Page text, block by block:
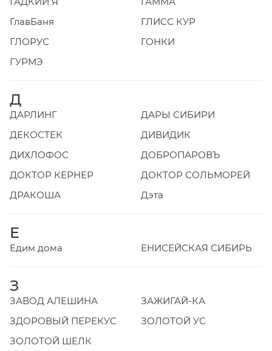
ГлавБаня
ГЛИСС КУР
ГЛОРУС
ГОНКИ
ГУРМЭ
Д
ДАРЛИНГ
ДАРЫ СИБИРИ
ДЕКОСТЕК
ДИВИДИК
ДИХЛОФОС
ДОБРОПАРОВЪ
ДОКТОР КЕРНЕР
ДОКТОР СОЛЬМОРЕЙ
ДРАКОША
Дэта
Е
Едим дома ЕНИСЕЙСКАЯ СИБИРЬ
З
ЗАВОД АЛЕШИНА
ЗАЖИГАЙ-КА
ЗДОРОВЫЙ ПЕРЕКУС
ЗОЛОТОЙ УС
ЗОЛОТОЙ ШЕЛК